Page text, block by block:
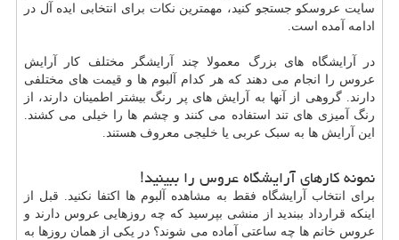
سایت عروسکو جستجو کنید، مهمترین نکات برای انتخابی ایده آل در
ادامه آمده است.
در آرایشگاه های بزرگ معمولا چند آرایشگر مختلف کار آرایش
عروس را انجام می دهند که هر کدام آلبوم ها و قیمت های مختلفی
دارند. گروهی از آنها به آرایش های پر رنگ بیشتر اطمینان دارند، از
رنگ آمیزی های تند استفاده می کنند و چشم ها را خیلی می کشند.
این آرایش ها به سبک عربی یا خلیجی معروف هستند.
نمونه کارهای آرایشگاه عروس را ببینید!
برای انتخاب آرایشگاه فقط به مشاهده آلبوم ها اکتفا نکنید. قبل از
اینکه قرارداد ببندید از منشی بپرسید که چه روزهایی عروس دارند و
عروس خانم ها چه ساعتی آماده می شوند؟ در یکی از همان روزها به